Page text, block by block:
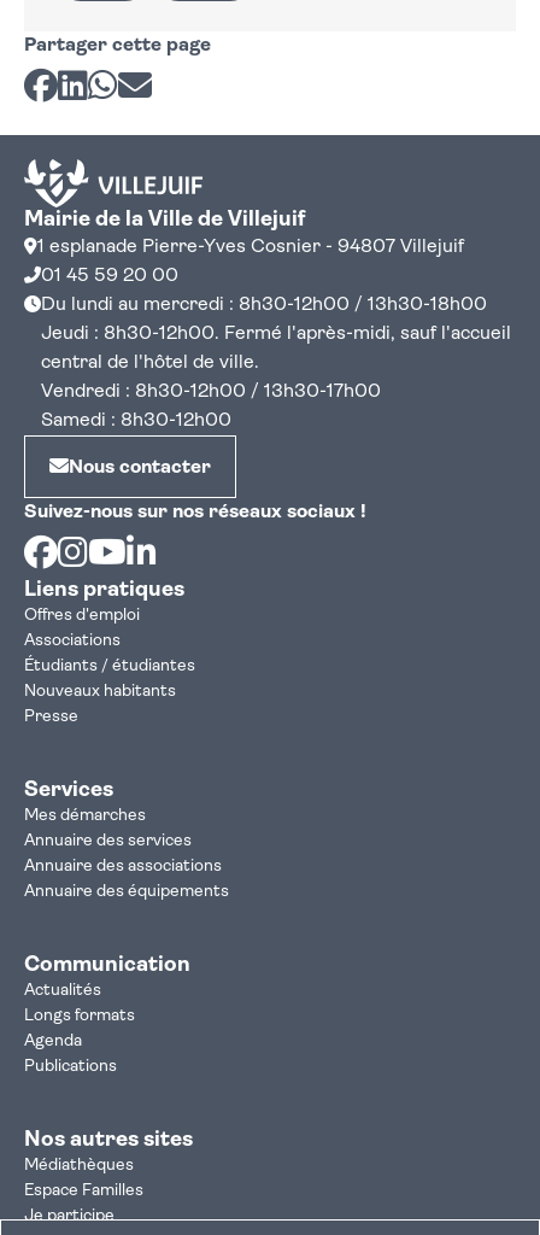
Partager cette page
Partager sur Facebook
Partager sur LinkedIn
Partager sur Whatsapp
Partager par courriel
Mairie de la Ville de Villejuif
1 esplanade Pierre-Yves Cosnier - 94807 Villejuif
01 45 59 20 00
Du lundi au mercredi : 8h30-12h00 / 13h30-18h00
Jeudi : 8h30-12h00. Fermé l'après-midi, sauf l'accueil
central de l'hôtel de ville.
Vendredi : 8h30-12h00 / 13h30-17h00
Samedi : 8h30-12h00
Nous contacter
Suivez-nous sur nos réseaux sociaux !
Facebook
Instagram
Youtube
Liens pratiques
Offres d'emploi
Associations
Étudiants / étudiantes
Nouveaux habitants
Presse
Services
Mes démarches
Annuaire des services
Annuaire des associations
Annuaire des équipements
Communication
Actualités
Longs formats
Agenda
Publications
Nos autres sites
Médiathèques
Espace Familles
Je participe